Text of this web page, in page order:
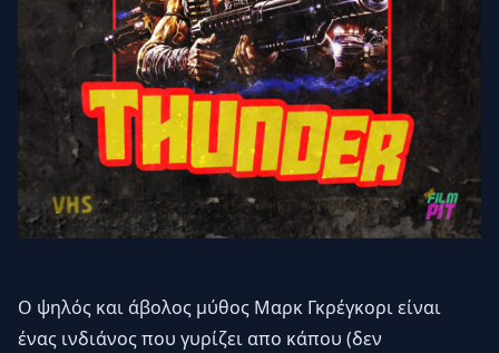
Ο ψηλός και άβολος μύθος Μαρκ Γκρέγκορι είναι
ένας ινδιάνος που γυρίζει απο κάπου (δεν